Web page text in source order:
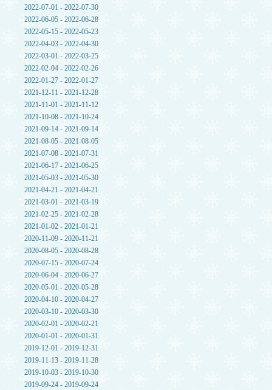
2022-07-01 - 2022-07-30
2022-06-05 - 2022-06-28
2022-05-15 - 2022-05-23
2022-04-03 - 2022-04-30
2022-03-01 - 2022-03-25
2022-02-04 - 2022-02-26
2022-01-27 - 2022-01-27
2021-12-11 - 2021-12-28
2021-11-01 - 2021-11-12
2021-10-08 - 2021-10-24
2021-09-14 - 2021-09-14
2021-08-05 - 2021-08-05
2021-07-08 - 2021-07-31
2021-06-17 - 2021-06-25
2021-05-03 - 2021-05-30
2021-04-21 - 2021-04-21
2021-03-01 - 2021-03-19
2021-02-25 - 2021-02-28
2021-01-02 - 2021-01-21
2020-11-09 - 2020-11-21
2020-08-05 - 2020-08-28
2020-07-15 - 2020-07-24
2020-06-04 - 2020-06-27
2020-05-01 - 2020-05-28
2020-04-10 - 2020-04-27
2020-03-10 - 2020-03-30
2020-02-01 - 2020-02-21
2020-01-01 - 2020-01-31
2019-12-01 - 2019-12-31
2019-11-13 - 2019-11-28
2019-10-03 - 2019-10-30
2019-09-24 - 2019-09-24